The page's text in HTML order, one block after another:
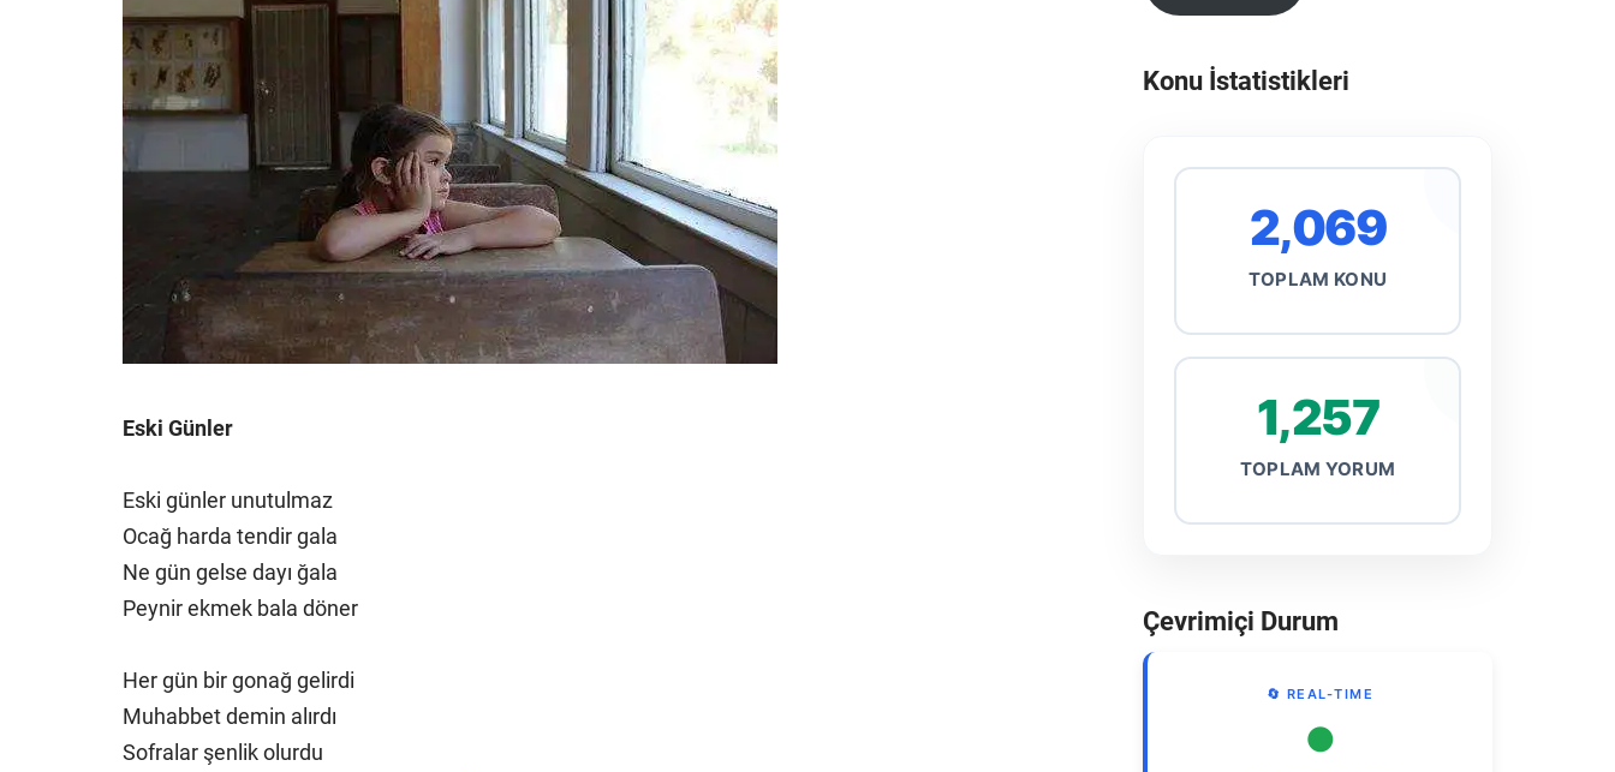
Eski Günler
Eski günler unutulmaz
Ocağ harda tendir gala
Ne gün gelse dayı ğala
Peynir ekmek bala döner
Her gün bir gonağ gelirdi
Muhabbet demin alırdı
Sofralar şenlik olurdu
Konu İstatistikleri
2,069
TOPLAM KONU
1,257
TOPLAM YORUM
Çevrimiçi Durum
🔄 REAL-TIME
●